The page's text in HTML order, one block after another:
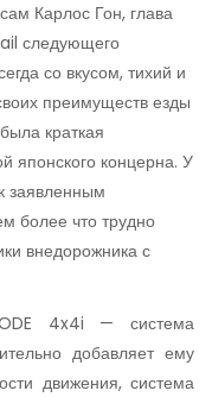
Карлос Гон, глава
следующего
со вкусом, тихий и
преимуществ езды
краткая
японского концерна. У
заявленным
более что трудно
внедорожника с
4x4i — система
добавляет ему
движения, система